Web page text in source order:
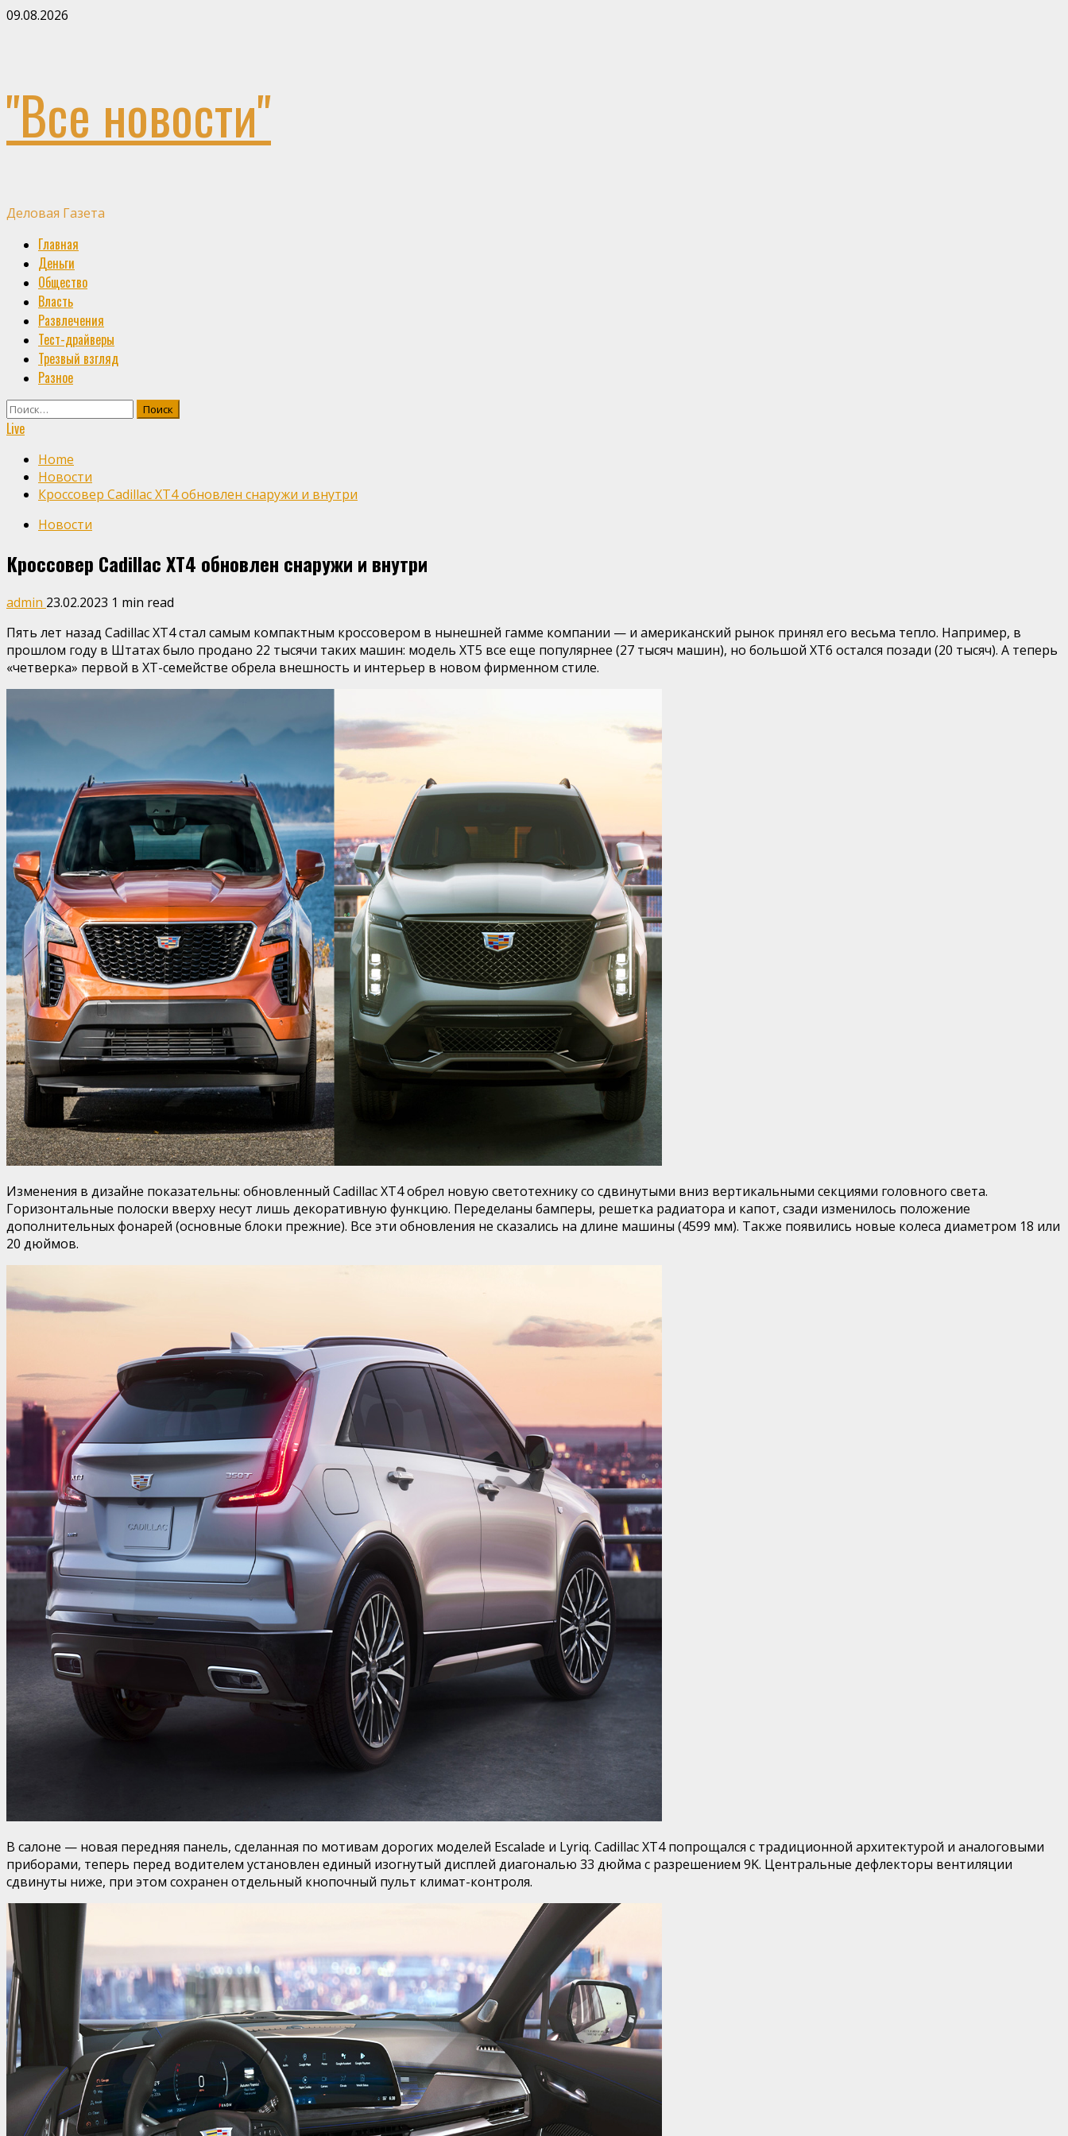
Skip
09.08.2026
"Все новости"
Деловая Газета
Primary
Menu
Главная
Деньги
Общество
Власть
Развлечения
Тест-драйверы
Трезвый взгляд
Разное
Найти:
Live
Home
Новости
Кроссовер Cadillac XT4 обновлен снаружи и внутри
Новости
Кроссовер Cadillac XT4 обновлен снаружи и внутри
admin 23.02.2023 1 min read
Пять лет назад Cadillac XT4 стал самым компактным кроссовером в нынешней гамме компании — и американский рынок принял его весьма тепло. Например, в
прошлом году в Штатах было продано 22 тысячи таких машин: модель XT5 все еще популярнее (27 тысяч машин), но большой XT6 остался позади (20 тысяч). А теперь
«четверка» первой в XT-семействе обрела внешность и интерьер в новом фирменном стиле.
Изменения в дизайне показательны: обновленный Cadillac XT4 обрел новую светотехнику со сдвинутыми вниз вертикальными секциями головного света.
Горизонтальные полоски вверху несут лишь декоративную функцию. Переделаны бамперы, решетка радиатора и капот, сзади изменилось положение
дополнительных фонарей (основные блоки прежние). Все эти обновления не сказались на длине машины (4599 мм). Также появились новые колеса диаметром 18 или
20 дюймов.
В салоне — новая передняя панель, сделанная по мотивам дорогих моделей Escalade и Lyriq. Cadillac XT4 попрощался с традиционной архитектурой и аналоговыми
приборами, теперь перед водителем установлен единый изогнутый дисплей диагональю 33 дюйма с разрешением 9K. Центральные дефлекторы вентиляции
сдвинуты ниже, при этом сохранен отдельный кнопочный пульт климат-контроля.